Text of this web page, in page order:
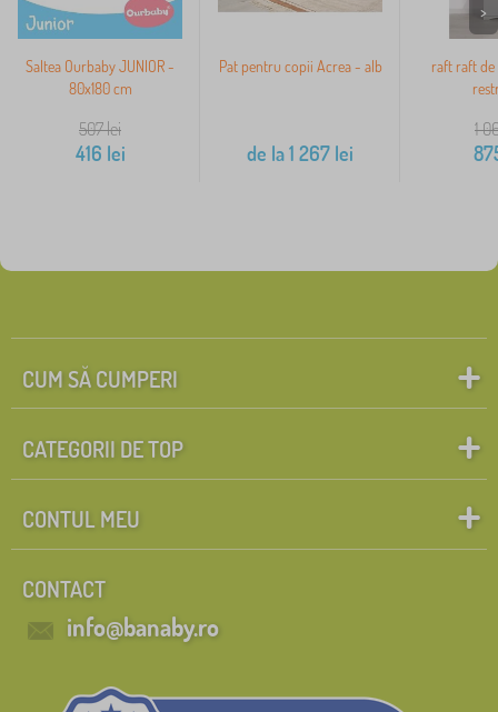
Saltea Ourbaby JUNIOR -
80x180 cm
507lei
416 lei
Pat pentru copii Acrea - alb
de la1 267 lei
raft raft
1
>
CUM SĂ CUMPERI
CATEGORII DE TOP
CONTUL MEU
CONTACT
info@banaby.ro